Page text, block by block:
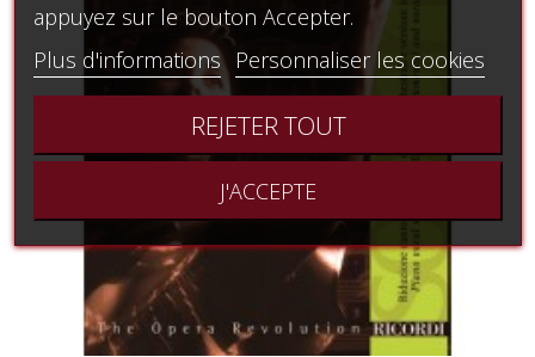
appuyez sur le bouton Accepter.
Plus d'informations
Personnaliser les cookies
REJETER TOUT
J'ACCEPTE